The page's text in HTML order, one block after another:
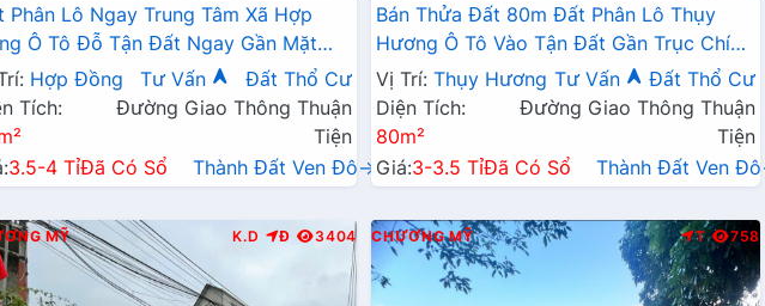
Phân Lô Ngay Trung Tâm Xã Hợp
Ô Tô Đỗ Tận Đất Ngay Gần Mặt
Kinh Doanh TL419
Hợp Đồng Tư Vấn
Đất Thổ Cư
Tích:
Đường Giao Thông Thuận
Tiện
3.5-4 TỉĐã Có Sổ Thành Đất Ven Đô→
Bán Thửa Đất 80m Đất Phân Lô Thụy
Hương Ô Tô Vào Tận Đất Gần Trục Chính
Kinh Doanh Liên Huyện
Vị Trí: Thụy Hương Tư Vấn
Đất Thổ Cư
Diện Tích:
80m²
Đường Giao Thông Thuận
Tiện
Giá:3-3.5 TỉĐã Có Sổ Thành Đất Ven
MỸ K.D Đ 3404 CHƯƠNG MỸ T 758